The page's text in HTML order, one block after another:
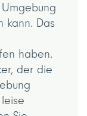
kann. Das
haben.
der die